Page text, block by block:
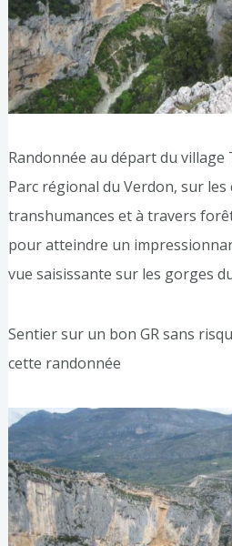
Randonnée au départ du
Parc régional du Verdon, sur les
transhumances et à travers
pour atteindre un
vue saisissante sur les gorges
Sentier sur un bon GR sans
cette randonnée